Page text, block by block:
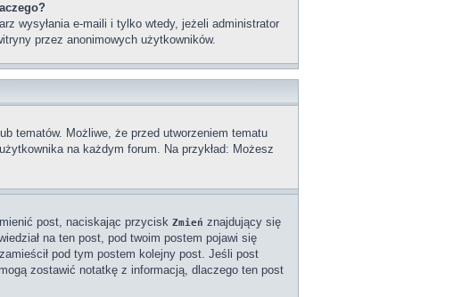
wysyłania e-maili i tylko wtedy, jeżeli administrator
przez anonimowych użytkowników.
tematów. Możliwe, że przed utworzeniem tematu
na każdym forum. Na przykład: Możesz
post, naciskając przycisk Zmień znajdujący się
na ten post, pod twoim postem pojawi się
pod tym postem kolejny post. Jeśli post
zostawić notatkę z informacją, dlaczego ten post